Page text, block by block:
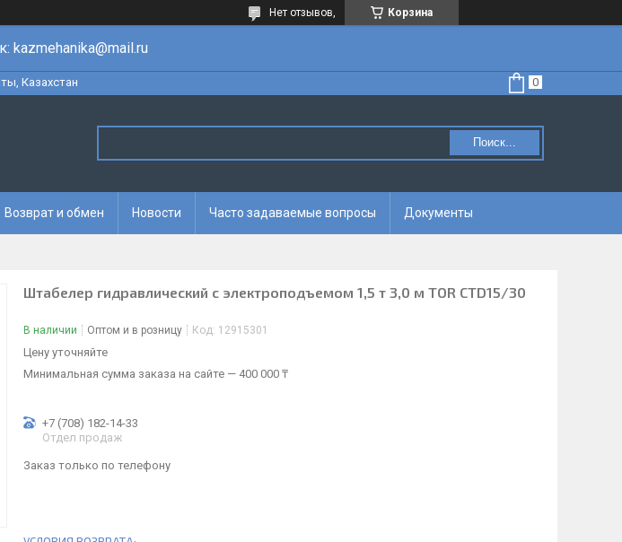
Корзина
Нет отзывов,
kazmehanika@mail.ru
Казахстан
Поиск...
Возврат и обмен Новости Часто задаваемые вопросы Документы
Штабелер гидравлический с электроподъемом 1,5 т 3,0 м TOR CTD15/30
В наличии Оптом и в розницу Код: 12915301
Цену уточняйте
Минимальная сумма заказа на сайте — 400 000 ₸
+7 (708) 182-14-33
Отдел продаж
Заказ только по телефону